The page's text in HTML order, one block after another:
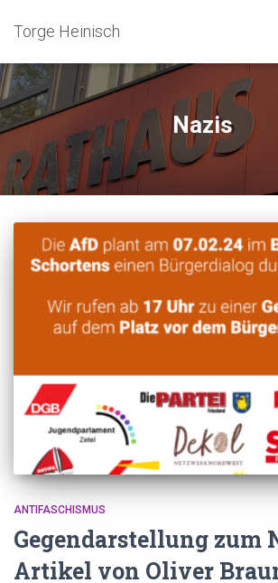
Torge Heinisch
Nazis
ANTIFASCHISMUS
Gegendarstellung zum
Artikel von Oliver